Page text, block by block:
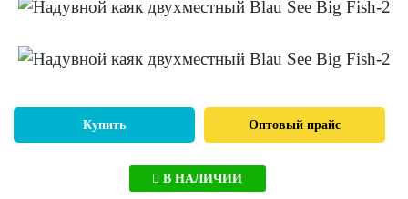
Купить Оптовый прайс
В НАЛИЧИИ